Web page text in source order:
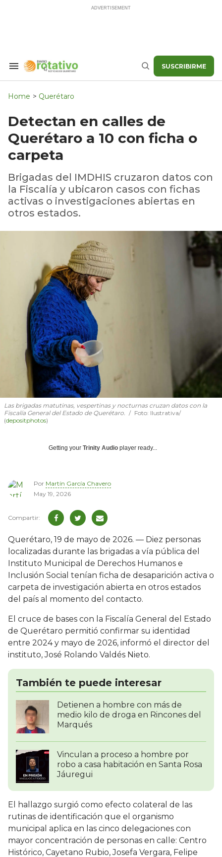
Search
Navigation
Buscar SUSCRIBIRME
Home > Querétaro
Detectan en calles de
Querétaro a 10 con ficha o
carpeta
Brigadas del IMDHIS cruzaron datos con
la Fiscalía y ubicaron casos con fichas
activas o investigaciones abiertas en
otros estados.
Las brigadas matutinas, vespertinas y nocturnas cruzan datos con la
Fiscalía General del Estado de Querétaro.
Foto: Ilustrativa/
(depositphotos)
Getting your Trinity Audio player ready...
Por Martín García Chavero
May 19, 2026
Querétaro, 19 de mayo de 2026. — Diez personas
localizadas durante las brigadas a vía pública del
Instituto Municipal de Derechos Humanos e
Inclusión Social tenían ficha de desaparición activa o
carpeta de investigación abierta en otros estados
del país al momento del contacto.
El cruce de bases con la Fiscalía General del Estado
de Querétaro permitió confirmar su identidad
entre 2024 y mayo de 2026, informó el director del
instituto, José Rolando Valdés Nieto.
También te puede interesar
Detienen a hombre con más de
medio kilo de droga en Rincones del
Marqués
Vinculan a proceso a hombre por
robo a casa habitación en Santa Rosa
Jáuregui
El hallazgo surgió como efecto colateral de las
rutinas de identificación que el organismo
municipal aplica en las cinco delegaciones con
mayor concentración de personas en calle: Centro
Histórico, Cayetano Rubio, Josefa Vergara, Felipe